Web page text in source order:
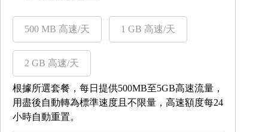
500 MB 高速/天 1 GB 高速/天
2 GB 高速/天
根據所選套餐，每日提供500MB至5GB高速流量，
用盡後自動轉為標準速度且不限量，高速額度每24
小時自動重置。